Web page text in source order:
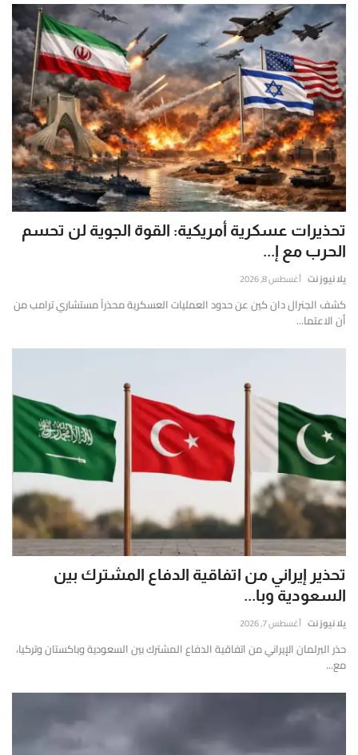
تغطية
شاملة
ومباشرة
لأحدث
الأخبار
السياسية،
الاقتصادية،
والرياضية
في
الشرق
الأوسط
والعالم،
وتتميز
بتقديم
تقارير
دقيقة
وموثوقة
والتحقق
الفوري
من
المصادر
والأرقام
الحية.
منوعات عامة
جاليري الفن التشكيلي
من نحن
سياسة الخصوصية
البنود والشروط
رئيس التحرير
إتصل بنا
تحذيرات عسكرية أمريكية: القوة الجوية لن تحسم
الحرب مع إ...
يلا نيوز نت أغسطس 8, 2026
كشف الجنرال دان كين عن حدود العمليات العسكرية محذراً مستشاري ترامب من
أن الاعتما...
تحذير إيراني من اتفاقية الدفاع المشترك بين
السعودية وبا...
يلا نيوز نت أغسطس 7, 2026
حذر البرلمان الإيراني من اتفاقية الدفاع المشترك بين السعودية وباكستان وتركيا،
مع...